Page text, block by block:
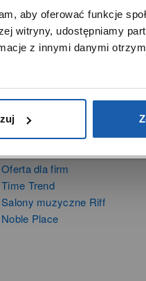
aby oferować funkcje
witryny, udostępniamy
z innymi danymi
Oferta dla firm
Time Trend
Salony muzyczne Riff
Noble Place
statystycznych
ruch w tej witrynie,
Twoje preferencje.
PRZEJDŹ DO SERWISU